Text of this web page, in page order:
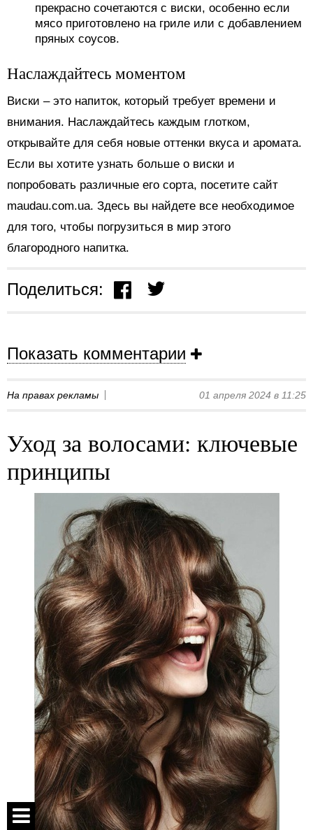
прекрасно сочетаются с виски, особенно если
мясо приготовлено на гриле или с добавлением
пряных соусов.
Наслаждайтесь моментом
Виски – это напиток, который требует времени и
внимания. Наслаждайтесь каждым глотком,
открывайте для себя новые оттенки вкуса и аромата.
Если вы хотите узнать больше о виски и
попробовать различные его сорта, посетите сайт
maudau.com.ua. Здесь вы найдете все необходимое
для того, чтобы погрузиться в мир этого
благородного напитка.
Поделиться:
Показать комментарии
На правах рекламы 01 апреля 2024 в 11:25
Уход за волосами: ключевые
принципы